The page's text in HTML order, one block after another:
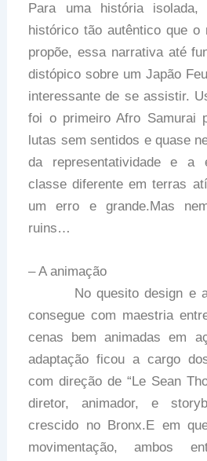
Para uma história
histórico tão autêntico que o
propõe, essa narrativa até
distópico sobre um Japão
interessante de se assistir.
foi o primeiro Afro Samurai
lutas sem sentidos e quase
da representatividade e a
classe diferente em terras
um erro e grande.Mas
ruins…
– A animação
No quesito design e
consegue com maestria
cenas bem animadas em
adaptação ficou a cargo
com direção de “Le Sean
diretor, animador, e
crescido no Bronx.E em
movimentação, ambos